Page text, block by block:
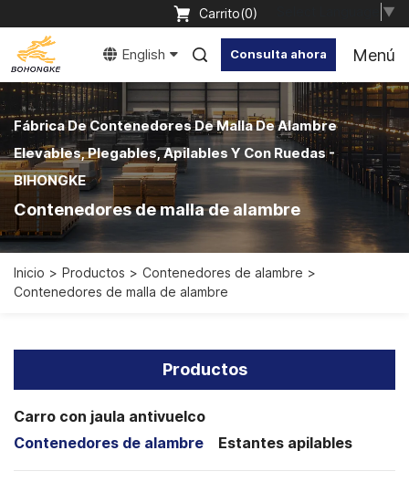
▼
Carrito(0)
Consulta ahora
English Menú
Fábrica De Contenedores De Malla De Alambre
Elevables, Plegables, Apilables Y Con Ruedas -
BIHONGKE
Contenedores de malla de alambre
Inicio Productos
Contenedores de alambre
Contenedores de malla de alambre
Productos
Carro con jaula antivuelco
Contenedores de alambre
Estantes apilables